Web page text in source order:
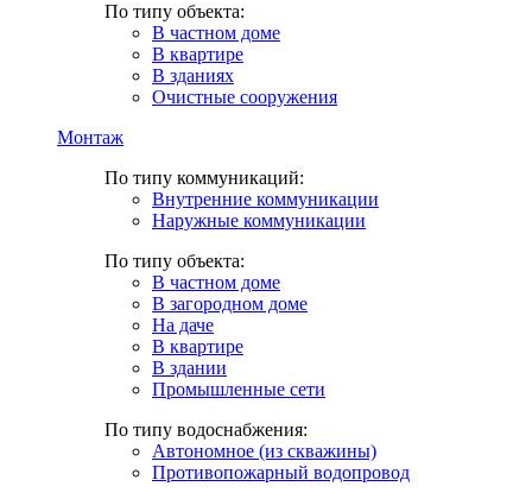
По типу объекта:
В частном доме
В квартире
В зданиях
Очистные сооружения
Монтаж
По типу коммуникаций:
Внутренние коммуникации
Наружные коммуникации
По типу объекта:
В частном доме
В загородном доме
На даче
В квартире
В здании
Промышленные сети
По типу водоснабжения:
Автономное (из скважины)
Противопожарный водопровод